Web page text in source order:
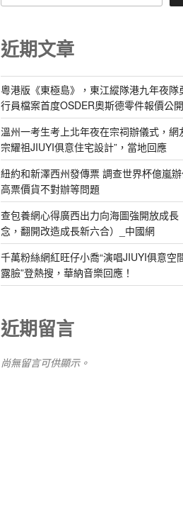
近期文章
粵港版《東極島》，東江縱隊港九年夜隊
行員檔案首度OSDER奧斯德零件報價公開
溫州一考生考上北年夜在宗祠辦儀式，網
宗耀祖JIUYI俱意住宅設計”，當地回應
紐約和新澤西州發傳票 調查世界杯億嵐
高票價貨不對辦等問題
查包養網心得廣西出力向海圖強開放成長
念，翻開改造成長新六合）_中國網
千萬粉絲網紅旺仔小喬“演唱JIUYI俱意空
露臉”登熱搜，華納音樂回應！
近期留言
尚無留言可供顯示。